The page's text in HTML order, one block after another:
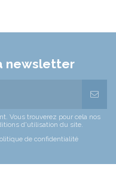
newsletter
Vous trouverez pour cela nos
d'utilisation du site.
de confidentialité